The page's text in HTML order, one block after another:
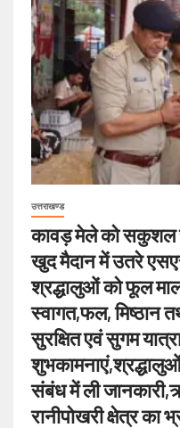
उत्तराखण्ड
कावड़ मेले को सकुशल
खुद मैदान में उतरे
श्रद्धालुओं को फूल
स्वागत,फल, मिष्ठान
सुरक्षित एवं सुगम
शुभकामनाएं,श्रद्धालुओं
संबंध में ली
रानीपोखरी क्षेत्र